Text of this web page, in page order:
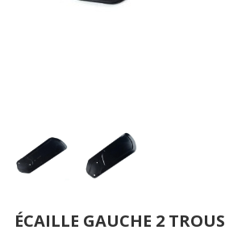
ÉCAILLE GAUCHE 2 TROUS